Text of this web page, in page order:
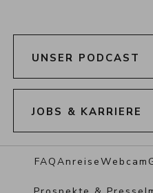
UNSER PODCAST
JOBS & KARRIERE
FAQAnreiseWebcam